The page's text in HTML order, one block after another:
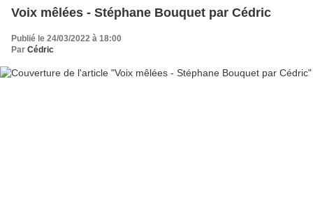
Voix mêlées - Stéphane Bouquet par Cédric
Publié le 24/03/2022 à 18:00
Par Cédric